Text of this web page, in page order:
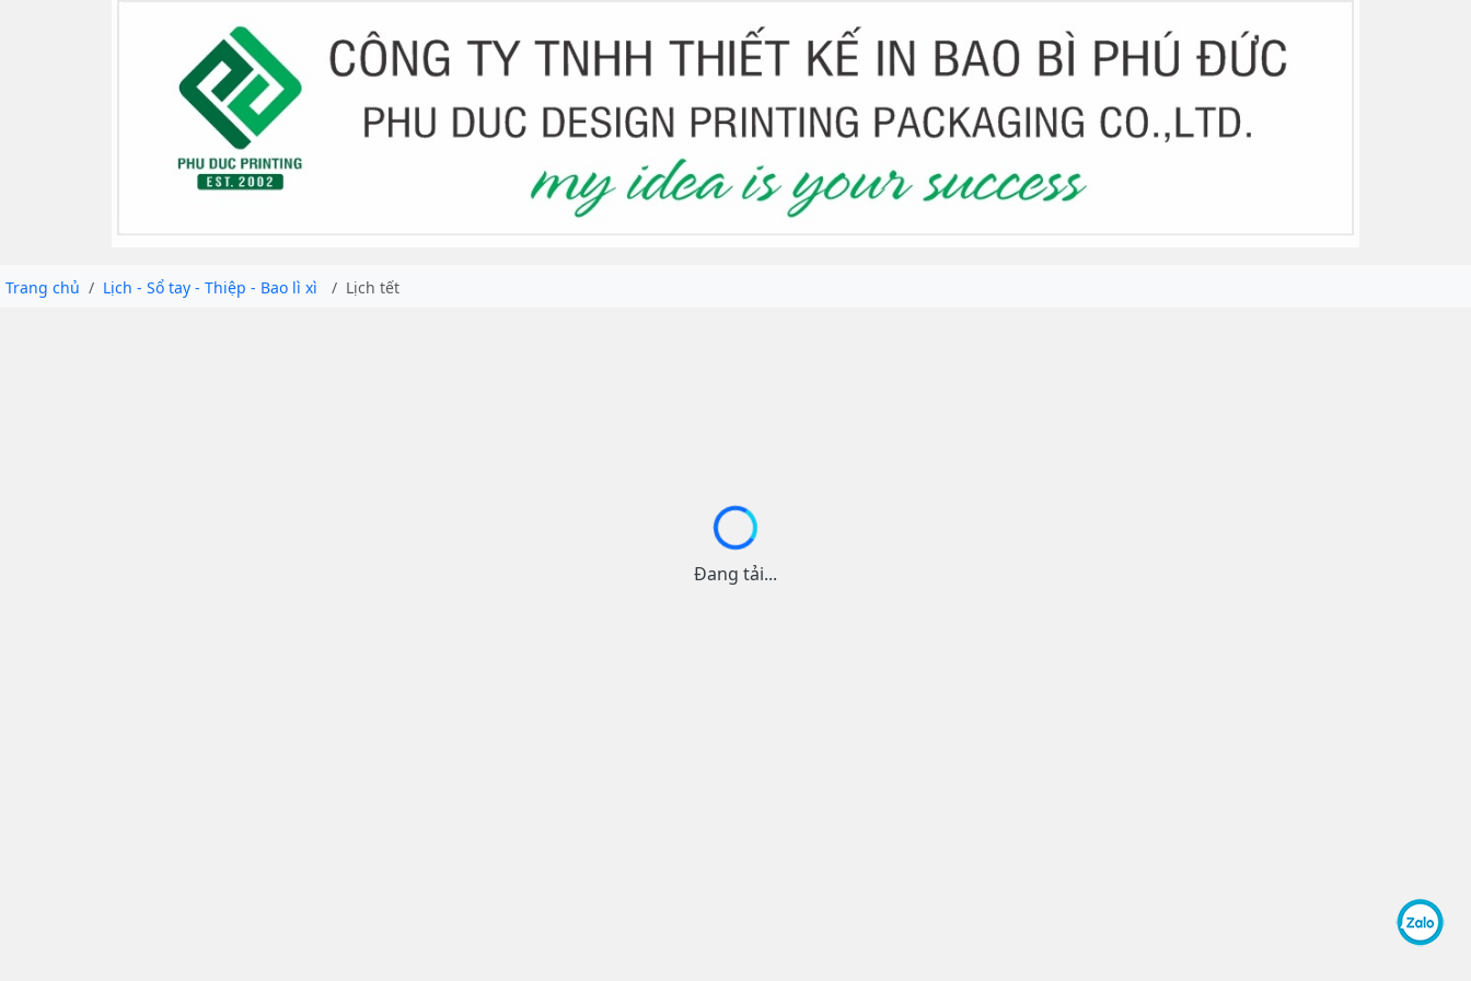
Trang chủ Lịch - Sổ tay - Thiệp - Bao lì xì Lịch tết
Đang tải...